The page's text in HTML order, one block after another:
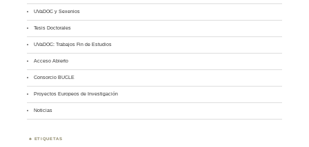
UVaDOC y Sexenios
Tesis Doctorales
UVaDOC: Trabajos Fin de Estudios
Acceso Abierto
Consorcio BUCLE
Proyectos Europeos de Investigación
Noticias
ETIQUETAS